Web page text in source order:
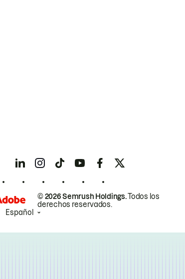
© 2026 Semrush Holdings.Todos los
derechos reservados.
Español